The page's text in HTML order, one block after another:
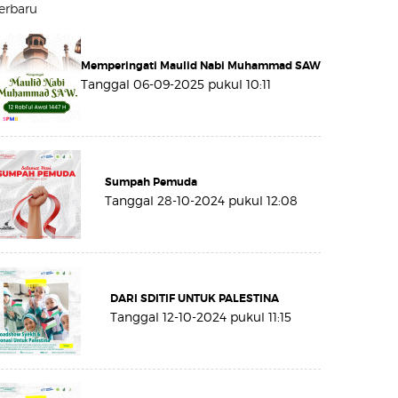
Memperingati Maulid Nabi Muhammad SAW
Tanggal 06-09-2025 pukul 10:11
Sumpah Pemuda
Tanggal 28-10-2024 pukul 12:08
DARI SDITIF UNTUK PALESTINA
Tanggal 12-10-2024 pukul 11:15